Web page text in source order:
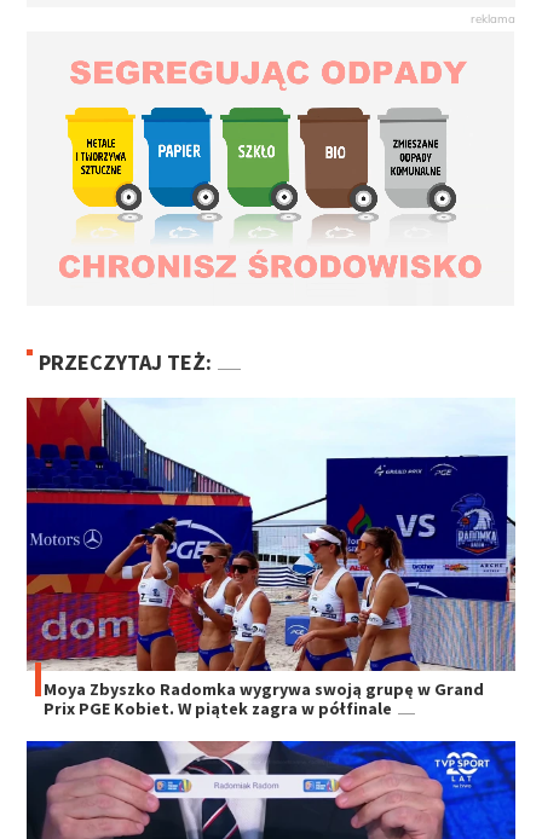
PRZECZYTAJ TEŻ:
Moya Zbyszko Radomka wygrywa swoją grupę w Grand
Prix PGE Kobiet. W piątek zagra w półfinale